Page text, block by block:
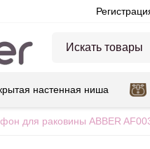
настенная ниша
для раковины ABBER